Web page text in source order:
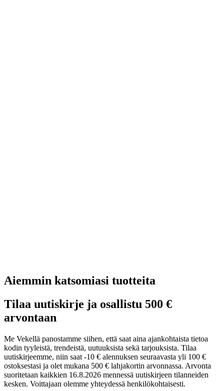
Aiemmin katsomiasi tuotteita
Tilaa uutiskirje ja osallistu 500 €
arvontaan
Me Vekellä panostamme siihen, että saat aina ajankohtaista tietoa
kodin tyyleistä, trendeistä, uutuuksista sekä tarjouksista. Tilaa
uutiskirjeemme, niin saat -10 € alennuksen seuraavasta yli 100 €
ostoksestasi ja olet mukana 500 € lahjakortin arvonnassa. Arvonta
suoritetaan kaikkien 16.8.2026 mennessä uutiskirjeen tilanneiden
kesken. Voittajaan olemme yhteydessä henkilökohtaisesti.